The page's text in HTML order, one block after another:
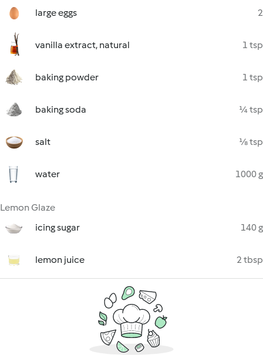
large eggs 2
vanilla extract, natural 1 tsp
baking powder 1 tsp
baking soda ¼ tsp
salt ⅛ tsp
water 1000 g
Lemon Glaze
icing sugar
140 g
lemon juice 2 tbsp